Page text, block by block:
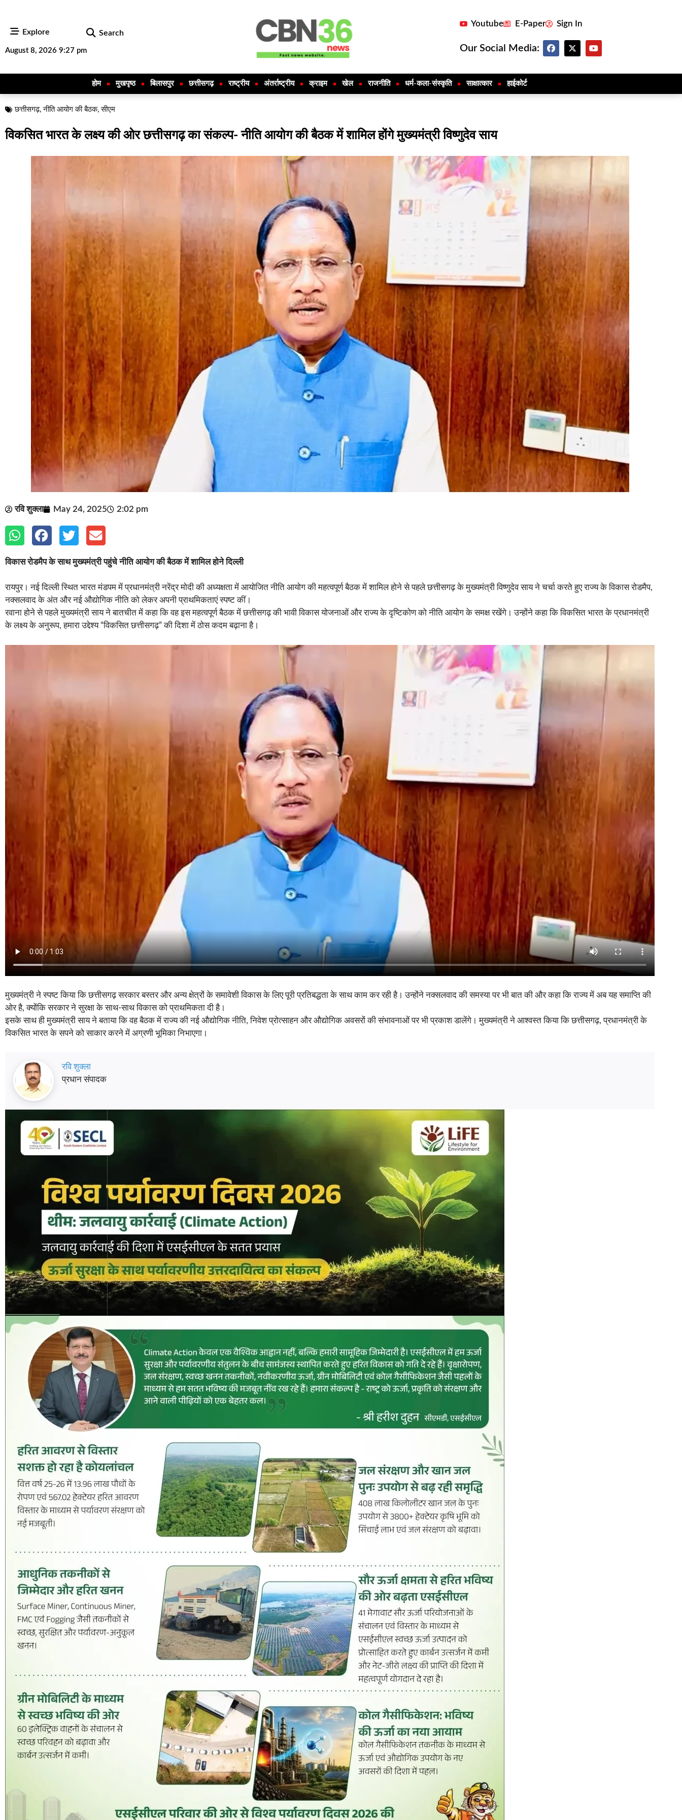
Explore Search
August 8, 2026 9:27 pm
Youtube E-Paper Sign In
Our Social Media:
होम मुखपृष्ठ बिलासपुर छत्तीसगढ़ राष्ट्रीय अंतर्राष्ट्रीय क्राइम खेल राजनीति धर्म-कला-संस्कृति साक्षात्कार हाईकोर्ट
छत्तीसगढ़,नीति आयोग की बैठक,सीएम
विकसित भारत के लक्ष्य की ओर छत्तीसगढ़ का संकल्प- नीति आयोग की बैठक में शामिल होंगे मुख्यमंत्री विष्णुदेव साय
रवि शुक्ला May 24, 2025 2:02 pm
विकास रोडमैप के साथ मुख्यमंत्री पहुंचे नीति आयोग की बैठक में शामिल होने दिल्ली
रायपुर। नई दिल्ली स्थित भारत मंडपम में प्रधानमंत्री नरेंद्र मोदी की अध्यक्षता में आयोजित नीति आयोग की महत्वपूर्ण बैठक में शामिल होने से पहले छत्तीसगढ़ के मुख्यमंत्री विष्णुदेव साय ने चर्चा करते हुए राज्य के विकास रोडमैप,
नक्सलवाद के अंत और नई औद्योगिक नीति को लेकर अपनी प्राथमिकताएं स्पष्ट कीं।
रवाना होने से पहले मुख्यमंत्री साय ने बातचीत में कहा कि वह इस महत्वपूर्ण बैठक में छत्तीसगढ़ की भावी विकास योजनाओं और राज्य के दृष्टिकोण को नीति आयोग के समक्ष रखेंगे। उन्होंने कहा कि विकसित भारत के प्रधानमंत्री
के लक्ष्य के अनुरूप, हमारा उद्देश्य “विकसित छत्तीसगढ़” की दिशा में ठोस कदम बढ़ाना है।
मुख्यमंत्री ने स्पष्ट किया कि छत्तीसगढ़ सरकार बस्तर और अन्य क्षेत्रों के समावेशी विकास के लिए पूरी प्रतिबद्धता के साथ काम कर रही है। उन्होंने नक्सलवाद की समस्या पर भी बात की और कहा कि राज्य में अब यह समाप्ति की
ओर है, क्योंकि सरकार ने सुरक्षा के साथ-साथ विकास को प्राथमिकता दी है।
इसके साथ ही मुख्यमंत्री साय ने बताया कि वह बैठक में राज्य की नई औद्योगिक नीति, निवेश प्रोत्साहन और औद्योगिक अवसरों की संभावनाओं पर भी प्रकाश डालेंगे। मुख्यमंत्री ने आश्वस्त किया कि छत्तीसगढ़, प्रधानमंत्री के
विकसित भारत के सपने को साकार करने में अग्रणी भूमिका निभाएगा।
रवि शुक्ला
प्रधान संपादक